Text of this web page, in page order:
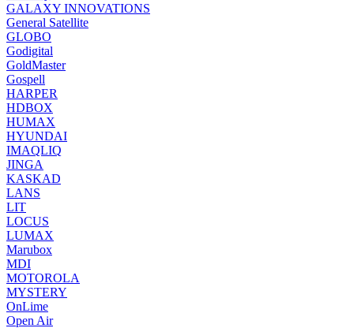
GALAXY INNOVATIONS
General Satellite
GLOBO
Godigital
GoldMaster
Gospell
HARPER
HDBOX
HUMAX
HYUNDAI
IMAQLIQ
JINGA
KASKAD
LANS
LIT
LOCUS
LUMAX
Marubox
MDI
MOTOROLA
MYSTERY
OnLime
Open Air